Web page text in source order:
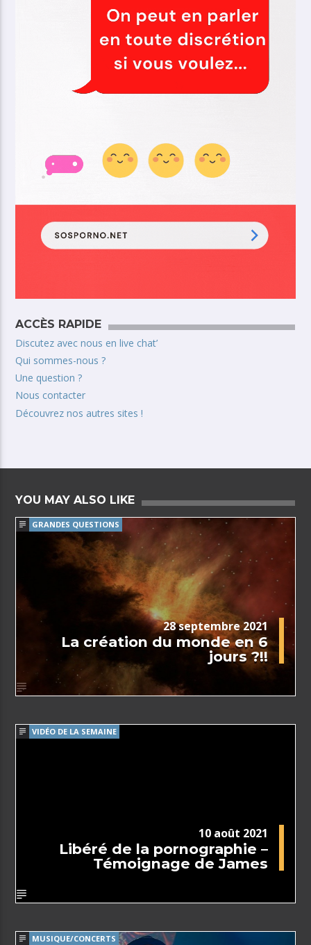
ACCÈS RAPIDE
Discutez avec nous en live chat’
Qui sommes-nous ?
Une question ?
Nous contacter
Découvrez nos autres sites !
YOU MAY ALSO LIKE
GRANDES QUESTIONS
28 septembre 2021
La création du monde en 6
jours ?!!
VIDÉO DE LA SEMAINE
10 août 2021
Libéré de la pornographie –
Témoignage de James
MUSIQUE/CONCERTS